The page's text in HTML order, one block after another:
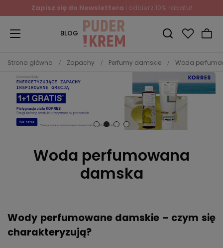
Zapisz się do Newslettera i odbierz 10% rabatu!
BLOG
Strona główna Zapachy Perfumy damskie Woda
Woda perfumowana
damska
Wody perfumowane damskie – czym się
charakteryzują?